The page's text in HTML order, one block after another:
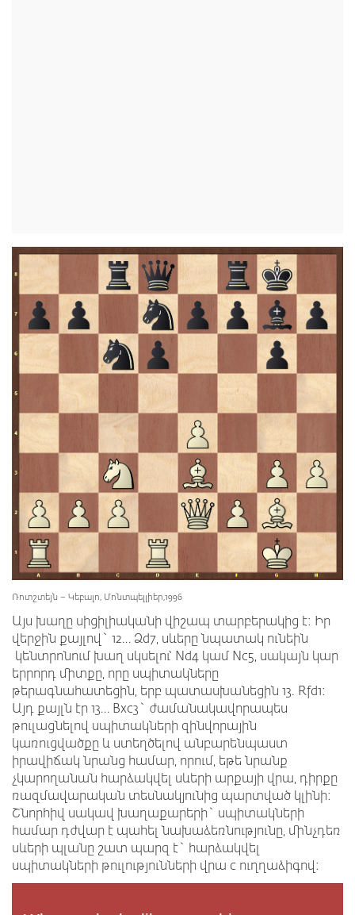
Ռոտշտեյն – Կեբալո, Մոնտպելլիեր,1996
Այս խաղը սիցիլիականի վիշապ տարբերակից է: Իր
վերջին քայլով` 12… Ձd7, սևերը նպատակ ունեին
կենտրոնում խաղ սկսելու՝ Nd4 կամ Nc5, սակայն կար
երրորդ միտքը, որը սպիտակները
թերագնահատեցին, երբ պատասխանեցին 13. Rfd1:
Այդ քայլն էր 13… Bxc3` ժամանակավորապես
թուլացնելով սպիտակների զինվորային
կառուցվածքը և ստեղծելով անբարենպաստ
իրավիճակ նրանց համար, որում, եթե նրանք
չկարողանան հարձակվել սևերի արքայի վրա, դիրքը
ռազմավարական տեսնակյունից պարտված կլինի:
Շնորհիվ սակավ խաղաքարերի` սպիտակների
համար դժվար է պահել նախաձեռնությունը, մինչդեռ
սևերի պլանը շատ պարզ է` հարձակվել
սպիտակների թուլությունների վրա c ուղղաձիգով: